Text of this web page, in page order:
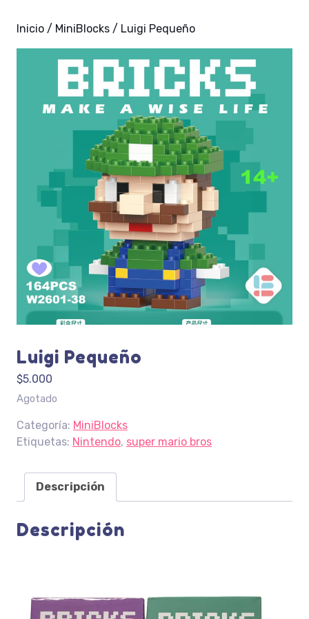
Inicio / MiniBlocks / Luigi Pequeño
Luigi Pequeño
$5.000
Agotado
Categoría: MiniBlocks
Etiquetas: Nintendo, super mario bros
Descripción
Descripción